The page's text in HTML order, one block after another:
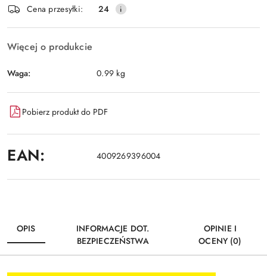
Cena przesyłki: 24
Więcej o produkcie
Waga: 0.99 kg
Pobierz produkt do PDF
EAN: 4009269396004
OPIS
INFORMACJE DOT.
BEZPIECZEŃSTWA
OPINIE I
OCENY (0)